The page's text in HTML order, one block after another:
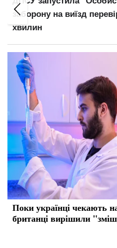
онлайн за 5
Поки українці чекають
британці вирішили